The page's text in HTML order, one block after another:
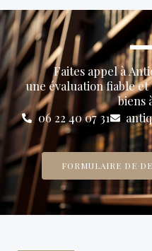
Faites appel à
une évaluation fiable
biens
06 22 40 07 31
FORMULAIRE DE